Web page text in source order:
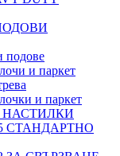
подове
и паркет
и паркет
НАСТИЛКИ
СТАНДАРТНО